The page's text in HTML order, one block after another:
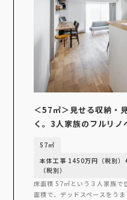
＜57㎡＞見せる収納・
く。3人家族のフルリノ
57㎡
本体工事 1450万円（税別
（税別）
床面積 57㎡という３人家族で
面積で、デッドスペースをう